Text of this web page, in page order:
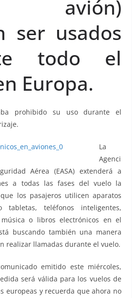
avión)
ser usados
todo el
Europa.
prohibido su uso durante el
La
Agenci
Aérea (EASA) extenderá a
a todas las fases del vuelo la
los pasajeros utilicen aparatos
tabletas, teléfonos inteligentes,
o libros electrónicos en el
buscando también una manera
realizar llamadas durante el vuelo.
emitido este miércoles,
será válida para los vuelos de
europeas y recuerda que ahora no